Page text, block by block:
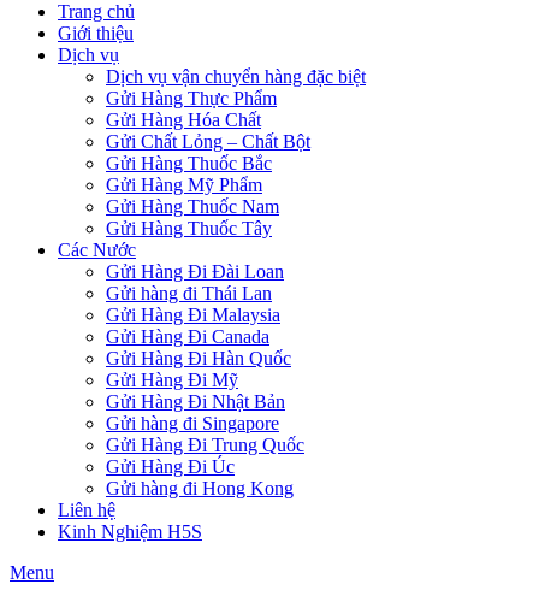
Trang chủ
Giới thiệu
Dịch vụ
Dịch vụ vận chuyển hàng đặc biệt
Gửi Hàng Thực Phẩm
Gửi Hàng Hóa Chất
Gửi Chất Lỏng – Chất Bột
Gửi Hàng Thuốc Bắc
Gửi Hàng Mỹ Phẩm
Gửi Hàng Thuốc Nam
Gửi Hàng Thuốc Tây
Các Nước
Gửi Hàng Đi Đài Loan
Gửi hàng đi Thái Lan
Gửi Hàng Đi Malaysia
Gửi Hàng Đi Canada
Gửi Hàng Đi Hàn Quốc
Gửi Hàng Đi Mỹ
Gửi Hàng Đi Nhật Bản
Gửi hàng đi Singapore
Gửi Hàng Đi Trung Quốc
Gửi Hàng Đi Úc
Gửi hàng đi Hong Kong
Liên hệ
Kinh Nghiệm H5S
Menu